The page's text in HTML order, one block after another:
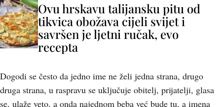
Ovu hrskavu talijansku pitu od
tikvica obožava cijeli svijet i
savršen je ljetni ručak, evo
recepta
Dogodi se često da jedno ime ne želi jedna strana, drugo
druga strana, u raspravu se uključuje obitelj, prijatelji, glasa
se, ulaže veto, a onda najednom beba već bude tu, a imena